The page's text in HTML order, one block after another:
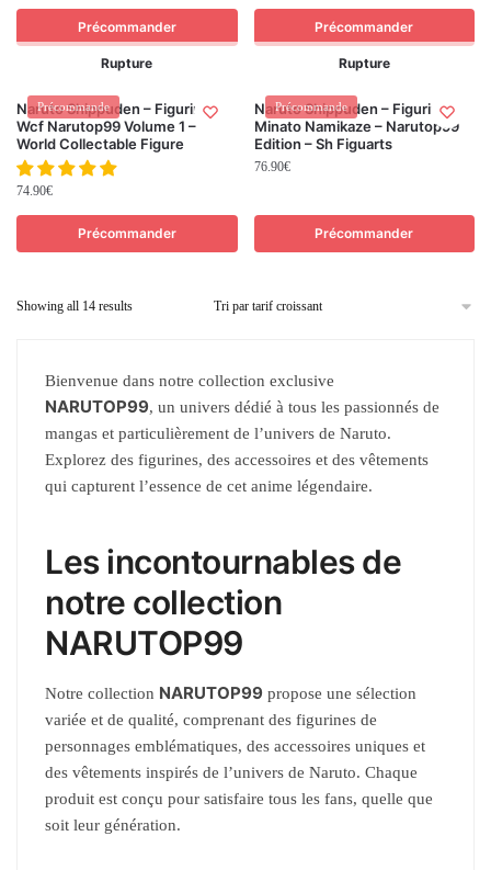
Précommander Précommander
Précommande
Rupture
Naruto Shippuden – Figurines
Wcf Narutop99 Volume 1 –
World Collectable Figure
74.90€
Précommander
Précommande
Rupture
Naruto Shippuden – Figurine
Minato Namikaze – Narutop99
Edition – Sh Figuarts
76.90€
Précommander
Showing all 14 results
Bienvenue dans notre collection exclusive
NARUTOP99, un univers dédié à tous les passionnés de
mangas et particulièrement de l’univers de Naruto.
Explorez des figurines, des accessoires et des vêtements
qui capturent l’essence de cet anime légendaire.
Les incontournables de
notre collection
NARUTOP99
Notre collection NARUTOP99 propose une sélection
variée et de qualité, comprenant des figurines de
personnages emblématiques, des accessoires uniques et
des vêtements inspirés de l’univers de Naruto. Chaque
produit est conçu pour satisfaire tous les fans, quelle que
soit leur génération.